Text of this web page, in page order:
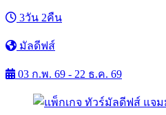
3วัน 2คืน
มัลดีฟส์
03 ก.พ. 69 - 22 ธ.ค. 69